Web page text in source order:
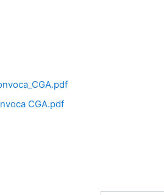
CGA.pdf